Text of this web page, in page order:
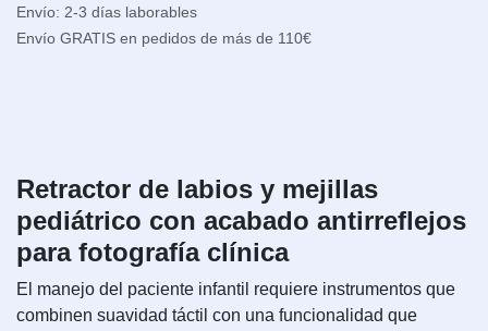
Envío: 2-3 días laborables
Envío GRATIS en pedidos de más de 110€
Retractor de labios y mejillas
pediátrico con acabado antirreflejos
para fotografía clínica
El manejo del paciente infantil requiere instrumentos que
combinen suavidad táctil con una funcionalidad que